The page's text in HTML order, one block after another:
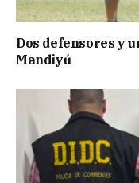
Dos defensores y
Mandiyú